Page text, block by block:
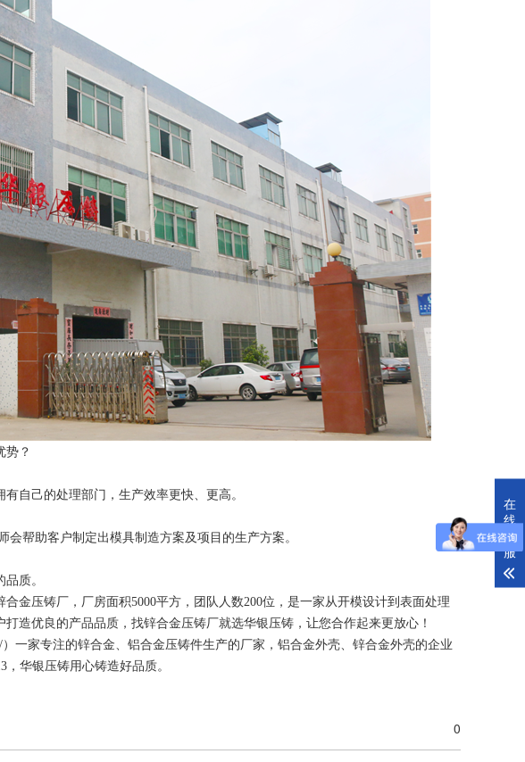
势？
自己的处理部门，生产效率更快、更高。
帮助客户制定出模具制造方案及项目的生产方案。
质。
合金压铸厂 ，厂房面积5000平方，团队人数200位，是一家从开模设计到表面处理
造优良的产品品质，找锌合金压铸厂就选华银压铸，让您合作起来更放心！
一家专注的锌合金、铝合金压铸件生产的厂家，铝合金外壳、锌合金外壳的企业
华银压铸用心铸造好品质。
0
在
线
客
服